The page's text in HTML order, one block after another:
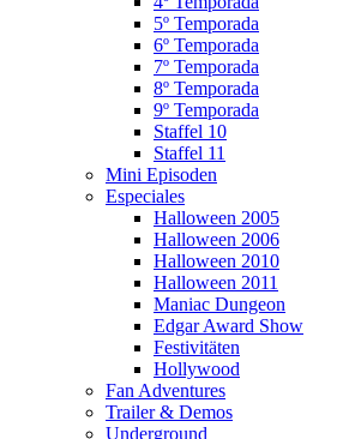
5º Temporada
6º Temporada
7º Temporada
8º Temporada
9º Temporada
Staffel 10
Staffel 11
Mini Episoden
Especiales
Halloween 2005
Halloween 2006
Halloween 2010
Halloween 2011
Maniac Dungeon
Edgar Award Show
Festivitäten
Hollywood
Fan Adventures
Trailer & Demos
Underground